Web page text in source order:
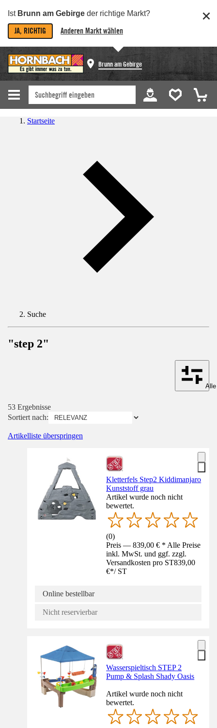
Ist Brunn am Gebirge der richtige Markt?
JA, RICHTIG Anderen Markt wählen
Brunn am Gebirge
Startseite
Suche
"step 2"
53 Ergebnisse
Sortiert nach:
Artikelliste überspringen
Kletterfels Step2 Kiddimanjaro
Kunststoff grau
Artikel wurde noch nicht
bewertet.
(0)
Preis — 839,00 € * Alle Preise
inkl. MwSt. und ggf. zzgl.
Versandkosten pro ST839,00
€*/ ST
Online bestellbar
Nicht reservierbar
Wasserspieltisch STEP 2
Pump & Splash Shady Oasis
Artikel wurde noch nicht
bewertet.